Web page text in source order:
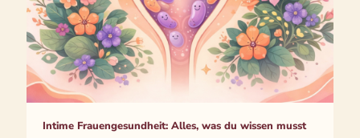
Intime Frauengesundheit: Alles, was du wissen musst